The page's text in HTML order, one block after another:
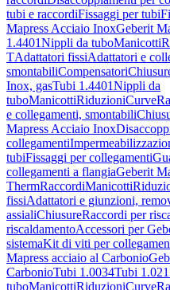
tubi e raccordiFissaggi per tubi
Mapress Acciaio InoxGeberit
1.4401Nippli da tuboManicotti
TAdattatori fissiAdattatori e
smontabiliCompensatori
Inox, gasTubi 1.4401Nippli da
tuboManicottiRiduzioniCurve
e collegamenti, smontabili
Mapress Acciaio Inox
collegamenti
tubiFissaggi per collegamenti
collegamenti a flangiaGeberit
ThermRaccordiManicotti
fissiAdattatori e giunzioni,
assialiChiusureRaccordi per
riscaldamentoAccessori per
sistemaKit di viti per
Mapress acciaio al Carbonio
CarbonioTubi 1.0034Tubi
tuboManicottiRiduzioniCurve